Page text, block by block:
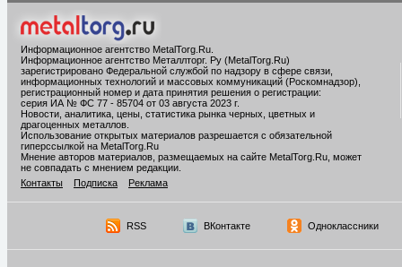
Информационное агентство MetalTorg.Ru
Информационное агентство Металлторг. Ру (MetalTorg.Ru)
зарегистрировано Федеральной службой по надзору в сфере связи,
информационных технологий и массовых коммуникаций (Роскомнадзор),
регистрационный номер и дата принятия решения о регистрации:
серия ИА № ФС 77 - 85704 от 03 августа 2023 г.
Новости, аналитика, цены, статистика рынка черных, цветных и
драгоценных металлов.
Использование открытых материалов разрешается с обязательной
гиперссылкой на MetalTorg.Ru
Мнение авторов материалов, размещаемых на сайте MetalTorg.Ru, может
не совпадать с мнением редакции.
Контакты
Подписка Реклама
RSS ВКонтакте Одноклассники